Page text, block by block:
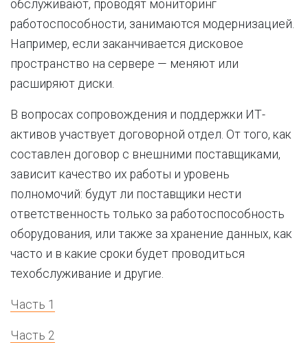
обслуживают, проводят мониторинг
работоспособности, занимаются модернизацией.
Например, если заканчивается дисковое
пространство на сервере — меняют или
расширяют диски.
В вопросах сопровождения и поддержки ИТ-
активов участвует договорной отдел. От того, как
составлен договор с внешними поставщиками,
зависит качество их работы и уровень
полномочий: будут ли поставщики нести
ответственность только за работоспособность
оборудования, или также за хранение данных, как
часто и в какие сроки будет проводиться
техобслуживание и другие.
Часть 1
Часть 2